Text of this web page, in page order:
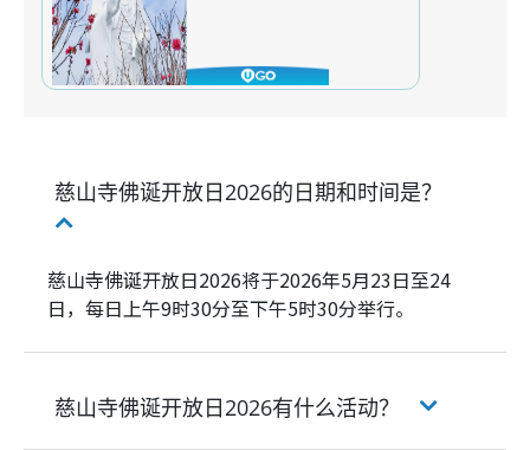
慈山寺佛诞开放日2026的日期和时间是？
慈山寺佛诞开放日2026将于2026年5月23日至24
日，每日上午9时30分至下午5时30分举行。
慈山寺佛诞开放日2026有什么活动？